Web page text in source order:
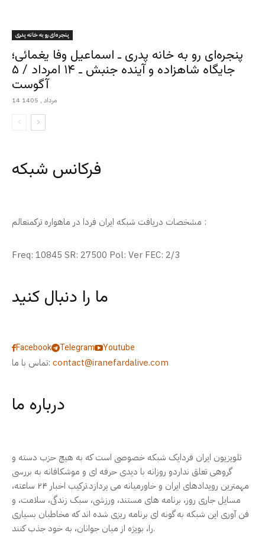
پنجره‌ای رو به خانه پدری
پنجره‌ای رو به خانه پدری ـ اسماعیل وفا یغمائی؛
جایگاه شاهزاده و آینده جنبش ـ ۱۴ امرداد / ۵
آگوست
14 مرداد , 1405
فرکانس شبکه
مشخصات دریافت شبکه ایران فردا در ماهواره ترکمنعالم :
Freq: 10845 SR: 27500 Pol: Ver FEC: 2/3
ما را دنبال کنید
Facebook Telegram
Youtube
تماس با ما: contact@iranefardalive.com
درباره ما
تلویزیون ایران فردایک شبکه خصوصی است که به هیچ حزب دسته و
گروهی تعلق نداردو روزانه با دیدی حرفه ای و موشکافانه به بررسی
مهمترین رویدادهای ایران و خاورمیانه می پردازد.ترکیب اخبار ۲۴ ساعته،
مسایل جاری روز، برنامه های مستند، ورزشی، سبک زندگی، سلامت، و
فن آوری این شبکه به گونه ای برنامه ریزی شده اند که مخاطبان بسیاری
را، بویژه از میان جوانان، به خود جذب کنند.